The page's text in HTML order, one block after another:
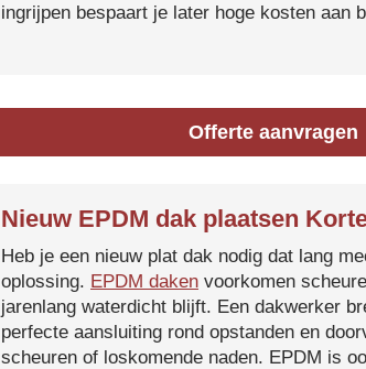
ingrijpen bespaart je later hoge kosten aan
Offerte aanvragen
Nieuw EPDM dak plaatsen
Heb je een nieuw plat dak nodig dat lang
oplossing. EPDM daken voorkomen
jarenlang waterdicht blijft. Een dakwerker
perfecte aansluiting rond opstanden en
scheuren of loskomende naden. EPDM is